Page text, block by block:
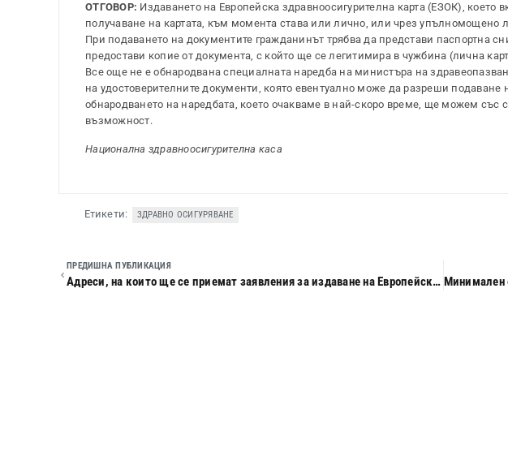
ОТГОВОР: Издаването на Европейска здравноосигурителна карта (ЕЗОК),
получаване на картата, към момента става или лично, или чрез
При подаването на документите гражданинът трябва да представи паспортна
предостави копие от документа, с който ще се легитимира в чужбина (лична
Все още не е обнародвана специалната наредба на министъра на
на удостоверителните документи, която евентуално може да разреши
обнародването на наредбата, което очакваме в най-скоро време, ще можем със
възможност.
Национална здравноосигурителна каса
Етикети: ЗДРАВНО ОСИГУРЯВАНЕ
ПРЕДИШНА ПУБЛИКАЦИЯ
Адреси, на които ще се приемат заявления за издаване на Европейска здравноосигурителна карта